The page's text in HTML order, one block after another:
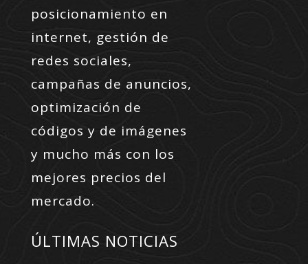
posicionamiento en
internet, gestión de
redes sociales,
campañas de anuncios,
optimización de
códigos y de imágenes
y mucho más con los
mejores precios del
mercado.
ÚLTIMAS NOTICIAS